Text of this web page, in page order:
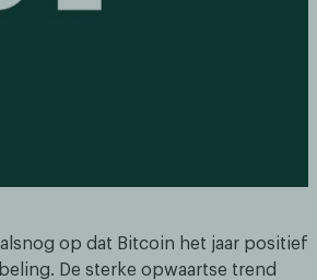
op dat Bitcoin het jaar positief
De sterke opwaartse trend